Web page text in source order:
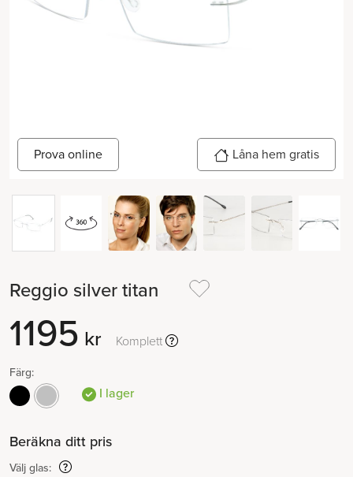
Prova online Låna hem gratis
Reggio silver titan
1195 kr Komplett
Färg:
I lager
Beräkna ditt pris
Välj glas: